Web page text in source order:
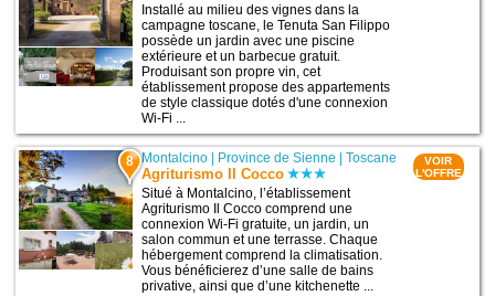
Installé au milieu des vignes dans la
campagne toscane, le Tenuta San Filippo
possède un jardin avec une piscine
extérieure et un barbecue gratuit.
Produisant son propre vin, cet
établissement propose des appartements
de style classique dotés d'une connexion
Wi-Fi ...
8 Montalcino Province de Sienne |Toscane
Agriturismo Il Cocco
Situé à Montalcino, l’établissement
Agriturismo Il Cocco comprend une
connexion Wi-Fi gratuite, un jardin, un
salon commun et une terrasse. Chaque
hébergement comprend la climatisation.
Vous bénéficierez d’une salle de bains
privative, ainsi que d’une kitchenette ...
VOIR
L'OFFRE